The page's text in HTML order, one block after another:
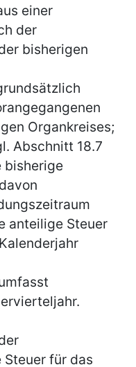
einer
der
bisherigen
Organkreises;
Abschnitt 18.7
bisherige
anteilige Steuer
für das